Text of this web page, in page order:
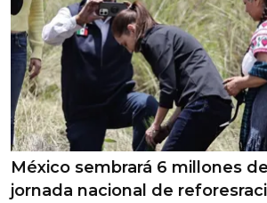
México sembrará 6 millones
jornada nacional de